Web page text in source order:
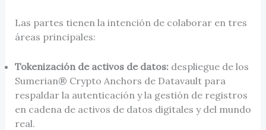
Las partes tienen la intención de colaborar en tres
áreas principales:
Tokenización de activos de datos:despliegue de los
Sumerian® Crypto Anchors de Datavault para
respaldar la autenticación y la gestión de registros
en cadena de activos de datos digitales y del mundo
real.